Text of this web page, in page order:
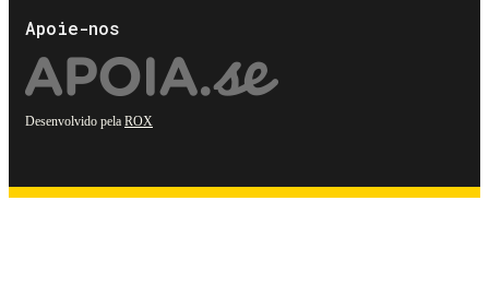
Apoie-nos
Desenvolvido pela ROX